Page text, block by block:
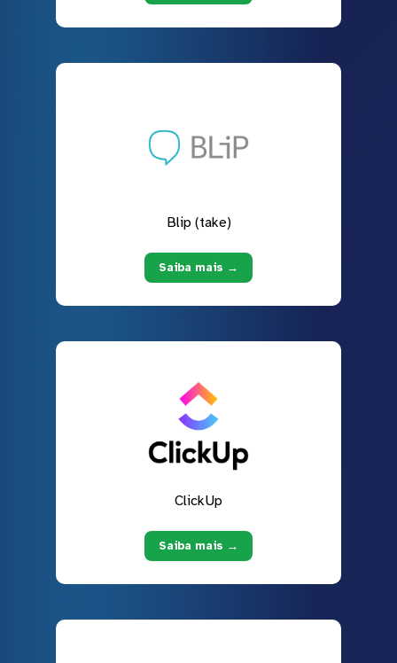
Blip (take)
Saiba mais →
ClickUp
Saiba mais →